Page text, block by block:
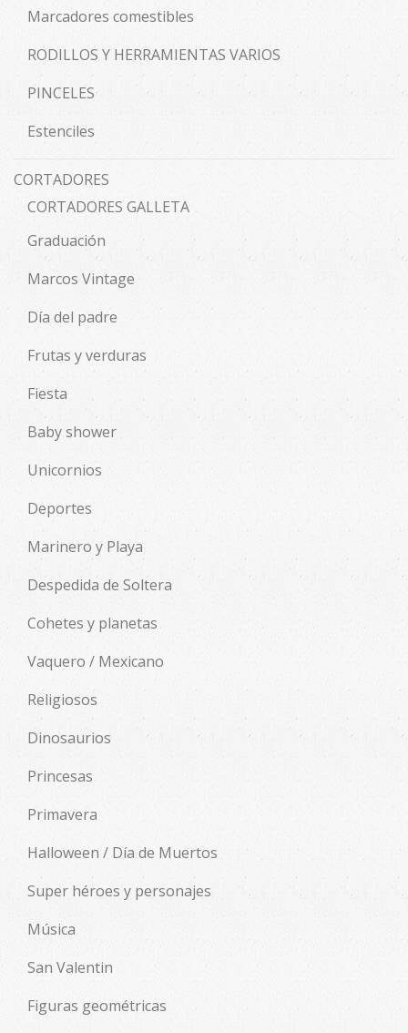
Marcadores comestibles
RODILLOS Y HERRAMIENTAS VARIOS
PINCELES
Estenciles
CORTADORES
CORTADORES GALLETA
Graduación
Marcos Vintage
Día del padre
Frutas y verduras
Fiesta
Baby shower
Unicornios
Deportes
Marinero y Playa
Despedida de Soltera
Cohetes y planetas
Vaquero / Mexicano
Religiosos
Dinosaurios
Princesas
Primavera
Halloween / Día de Muertos
Super héroes y personajes
Música
San Valentin
Figuras geométricas